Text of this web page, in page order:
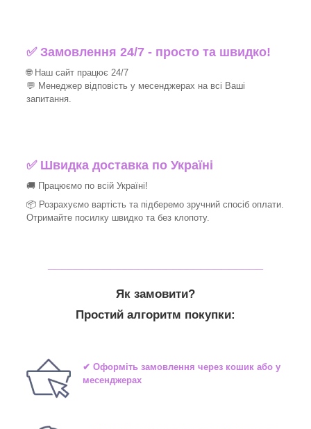
✅ Замовлення 24/7 - просто та швидко!
🌐 Наш сайт працює 24/7
💬 Менеджер відповість у месенджерах на всі Ваші
запитання.
✅ Швидка доставка по Україні
🚚 Працюємо по всій Україні!
📦 Розрахуємо вартість та підберемо зручний спосіб оплати.
Отримайте посилку швидко та без клопоту.
Як замовити?
Простий алгоритм покупки:
✔ Оформіть замовлення через кошик або у
месенджерах